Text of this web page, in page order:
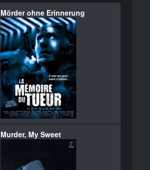
Mörder ohne Erinnerung
Murder, My Sweet